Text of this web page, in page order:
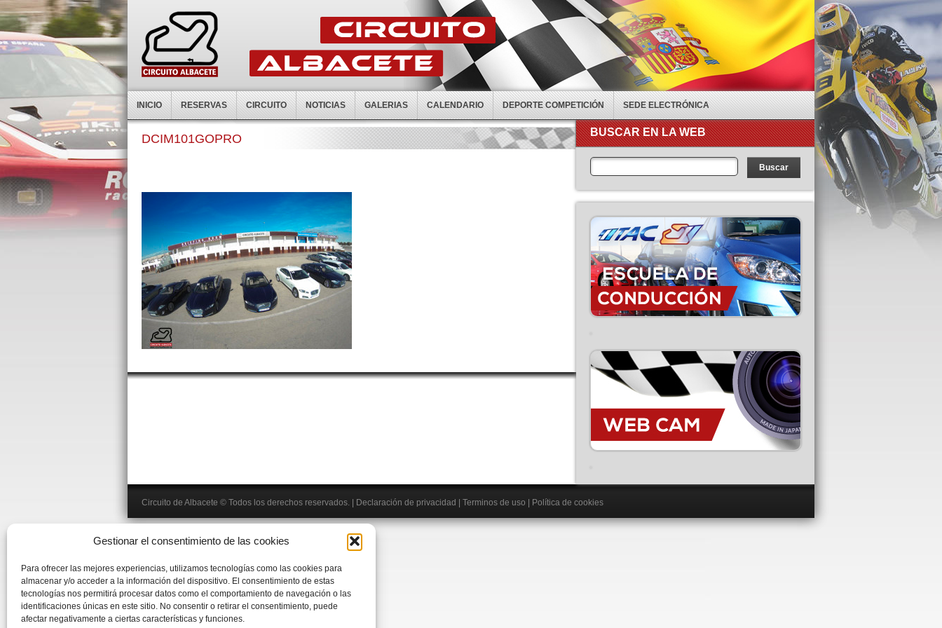
Gestionar el consentimiento de las cookies
Para ofrecer las mejores experiencias, utilizamos tecnologías como las cookies para
almacenar y/o acceder a la información del dispositivo. El consentimiento de estas
tecnologías nos permitirá procesar datos como el comportamiento de navegación o las
identificaciones únicas en este sitio. No consentir o retirar el consentimiento, puede
afectar negativamente a ciertas características y funciones.
INICIO RESERVAS CIRCUITO NOTICIAS GALERIAS CALENDARIO DEPORTE COMPETICIÓN SEDE ELECTRÓNICA
DCIM101GOPRO BUSCAR EN LA WEB
Circuito de Albacete © Todos los derechos reservados. Declaración de privacidad Terminos de uso Política de cookies